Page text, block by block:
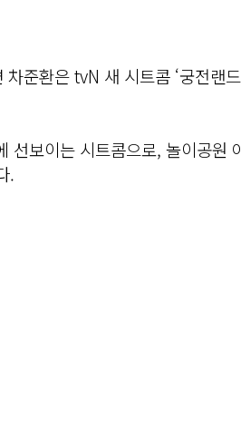
준환은 tvN 새 시트콤 ‘궁전랜
선보이는 시트콤으로, 놀이공원
.